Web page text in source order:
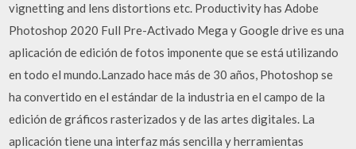
vignetting and lens distortions etc. Productivity has Adobe
Photoshop 2020 Full Pre-Activado Mega y Google drive es una
aplicación de edición de fotos imponente que se está utilizando
en todo el mundo.Lanzado hace más de 30 años, Photoshop se
ha convertido en el estándar de la industria en el campo de la
edición de gráficos rasterizados y de las artes digitales. La
aplicación tiene una interfaz más sencilla y herramientas